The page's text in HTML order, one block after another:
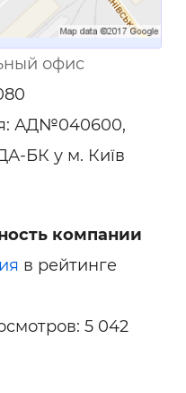
офис
АД№040600,
БК у м. Київ
компании
в рейтинге
5 042